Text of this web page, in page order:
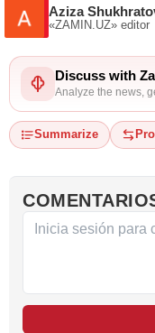
Aziza
«ZAMIN.UZ» editor
Discuss with
Analyze the news,
Summarize